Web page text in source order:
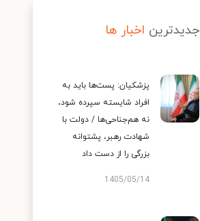
جدیدترین اخبار ها
پزشکیان: پست‌ها باید به
افراد شایسته سپرده شود،
نه هم‌جناحی‌ها / دولت با
شهادت رهبر، پشتوانه
بزرگی را از دست داد
1405/05/14